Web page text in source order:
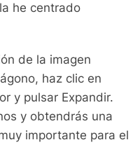
he centrado
de la imagen
haz clic en
y pulsar Expandir.
y obtendrás una
importante para el